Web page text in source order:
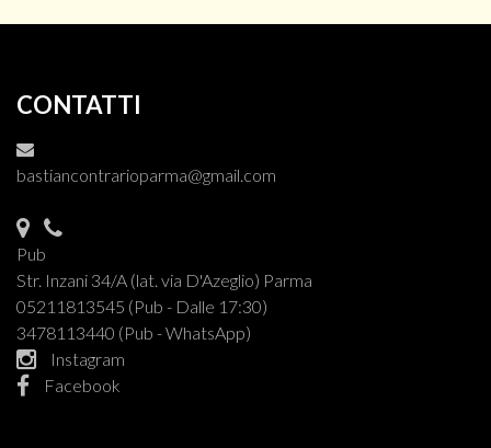
CONTATTI
bastiancontrarioparma@gmail.com
Pub
Str. Inzani 34/A (lat. via D'Azeglio) Parma
05211813545 (Pub - Dalle 17:30)
3478113440 (Pub - WhatsApp)
Instagram
Facebook